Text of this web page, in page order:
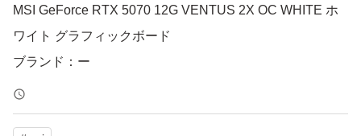
MSI GeForce RTX 5070 12G VENTUS 2X OC WHITE ホ
ワイト グラフィックボード
ブランド：ー